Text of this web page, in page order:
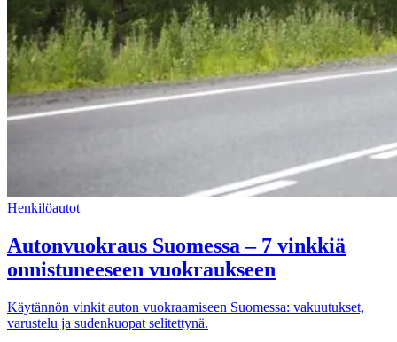
Henkilöautot
Autonvuokraus Suomessa – 7 vinkkiä
onnistuneeseen vuokraukseen
Käytännön vinkit auton vuokraamiseen Suomessa: vakuutukset,
varustelu ja sudenkuopat selitettynä.